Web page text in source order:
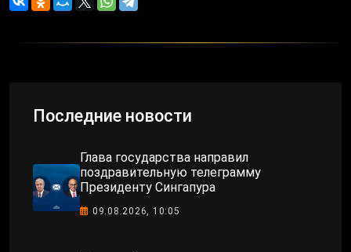
Последние новости
Глава государства направил
поздравительную телеграмму
Президенту Сингапура
09.08.2026, 10:05